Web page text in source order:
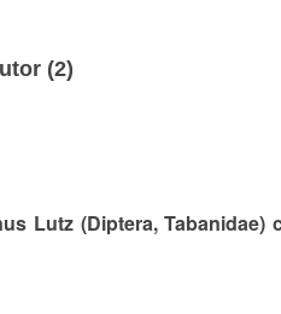
(2)
Lutz (Diptera,